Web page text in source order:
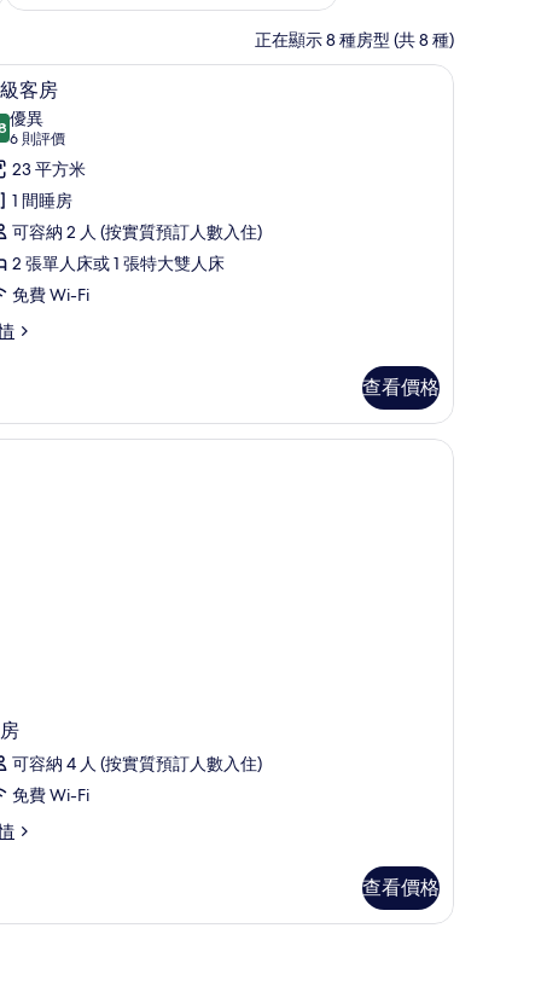
正在顯示 8 種房型 (共 8 種)
提電腦工作空間 高級客房 | 1 間睡房、房內夾萬、書桌、手提
9 客房
分，滿分 10 分
優異
6 則評價
(6
則
評
價)
23 平方米
1 間睡房
可容納 2 人 (按實質預訂人數入住)
2 張單人床或 1 張特大雙人床
免費 Wi-Fi
查看價格
提電腦工作空間
可容納 4 人 (按實質預訂人數入住)
免費 Wi-Fi
查看價格